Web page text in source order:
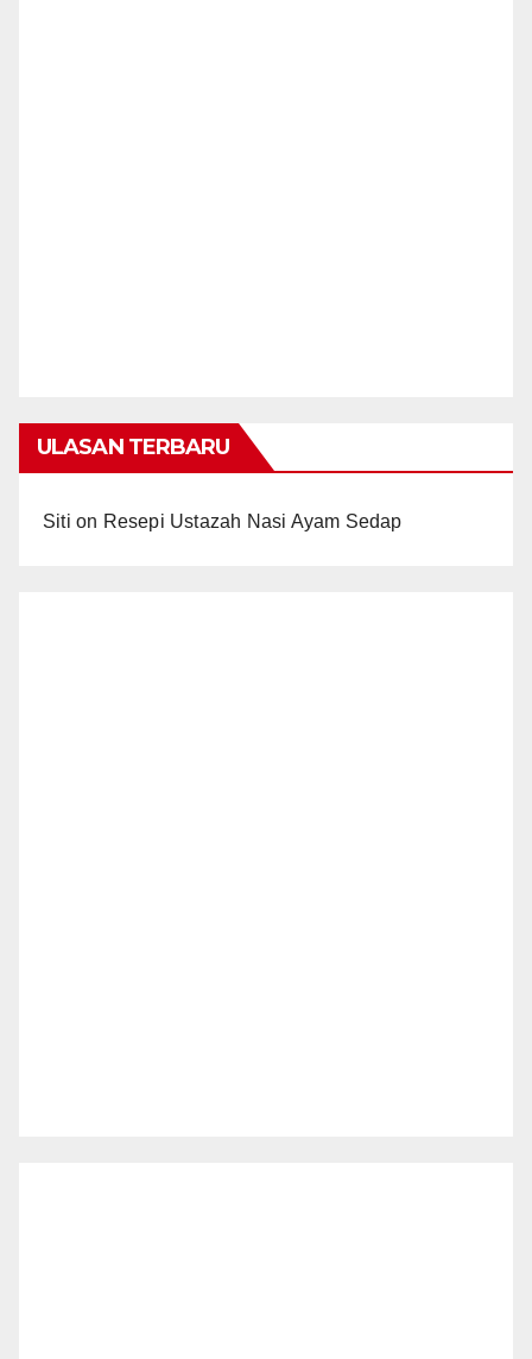
ULASAN TERBARU
Siti on Resepi Ustazah Nasi Ayam Sedap